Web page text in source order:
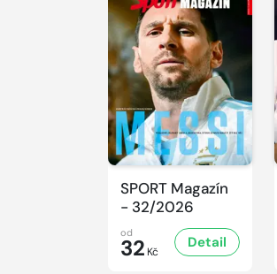
SPORT Magazín
- 32/2026
od
32 Kč
Detail